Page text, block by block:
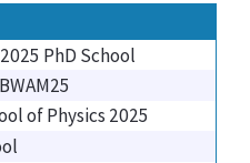
PhD School
of Physics 2025